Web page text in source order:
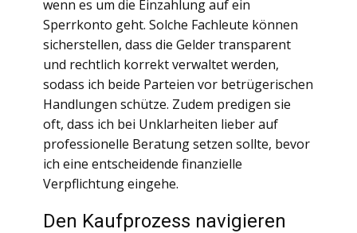
wenn es um die Einzahlung auf ein
Sperrkonto geht. Solche Fachleute können
sicherstellen, dass die Gelder transparent
und rechtlich korrekt verwaltet werden,
sodass ich beide Parteien vor betrügerischen
Handlungen schütze. Zudem predigen sie
oft, dass ich bei Unklarheiten lieber auf
professionelle Beratung setzen sollte, bevor
ich eine entscheidende finanzielle
Verpflichtung eingehe.
Den Kaufprozess navigieren